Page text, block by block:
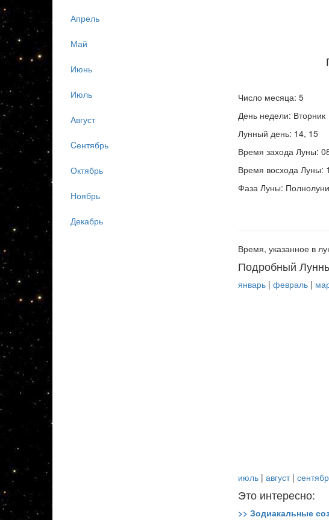
Число месяца: 5
День недели: Вторник
Лунный день: 14, 15
Время захода Луны:
Время восхода Луны:
Фаза Луны:
Время, указанное в
Подробный
январь| февраль|
июль| август|
Это интересно:
>> Зодиакальные
Апрель
Май
Июнь
Июль
Август
Cентябрь
Октябрь
Ноябрь
Декабрь